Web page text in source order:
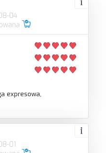
04
expresowa,
01